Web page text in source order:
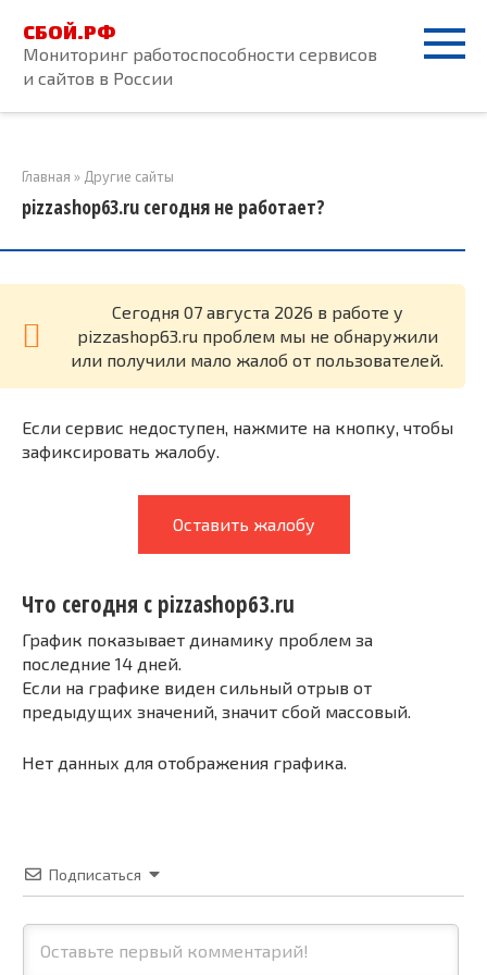
контенту
СБОЙ.РФ
Мониторинг работоспособности сервисов
и сайтов в России
Главная » Другие сайты
pizzashop63.ru сегодня не работает?
Cегодня 07 августа 2026 в работе у
pizzashop63.ru проблем мы не обнаружили
или получили мало жалоб от пользователей.
Если сервис недоступен, нажмите на кнопку, чтобы
зафиксировать жалобу.
Оставить жалобу
Что сегодня с pizzashop63.ru
График показывает динамику проблем за
последние 14 дней.
Если на графике виден сильный отрыв от
предыдущих значений, значит сбой массовый.
Нет данных для отображения графика.
Подписаться